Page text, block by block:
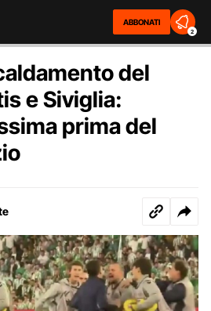
ABBONATI
2
del
e Siviglia:
prima del